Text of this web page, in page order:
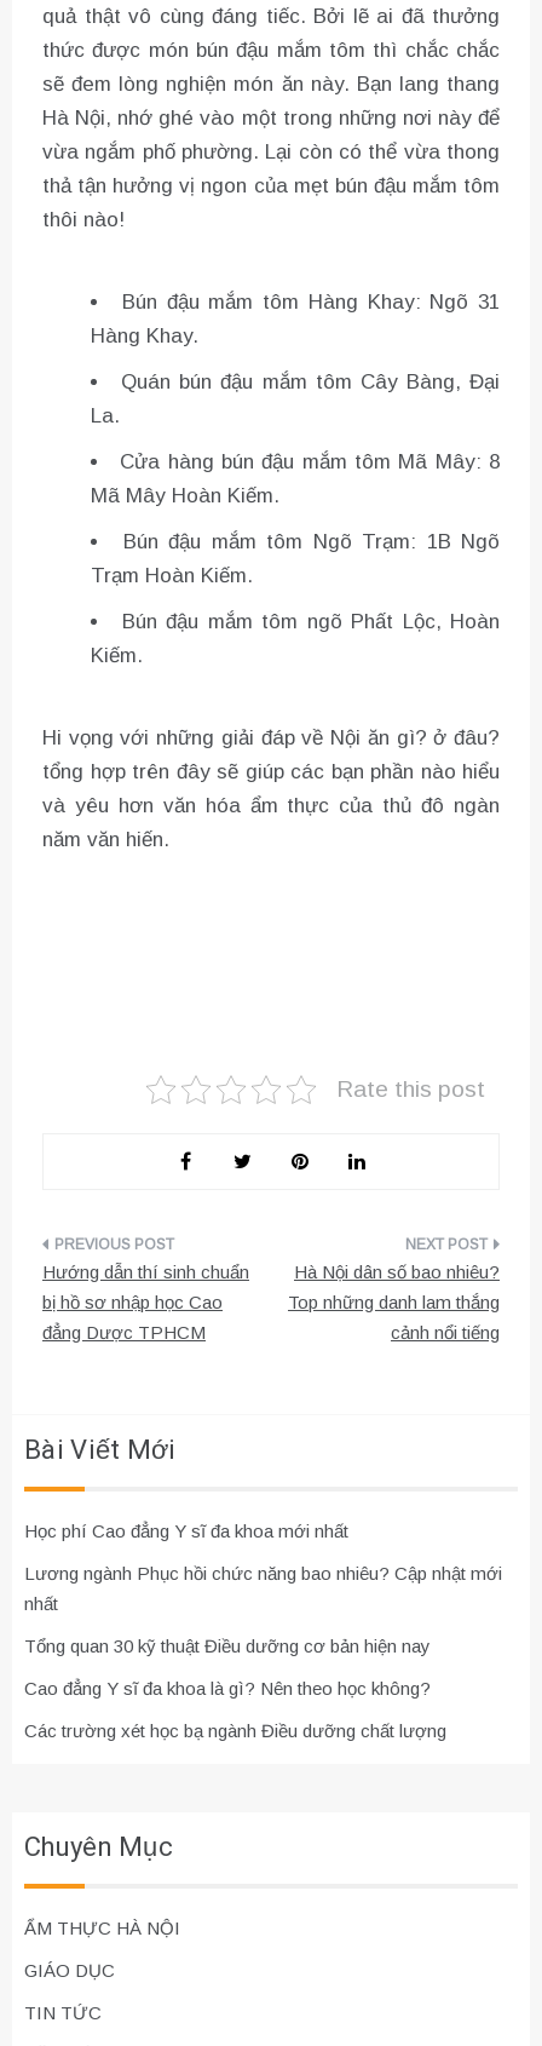
quả thật vô cùng đáng tiếc. Bởi lẽ ai đã thưởng
thức được món bún đậu mắm tôm thì chắc chắc
sẽ đem lòng nghiện món ăn này. Bạn lang thang
Hà Nội, nhớ ghé vào một trong những nơi này để
vừa ngắm phố phường. Lại còn có thể vừa thong
thả tận hưởng vị ngon của mẹt bún đậu mắm tôm
thôi nào!
Bún đậu mắm tôm Hàng Khay: Ngõ 31
Hàng Khay.
Quán bún đậu mắm tôm Cây Bàng, Đại
La.
Cửa hàng bún đậu mắm tôm Mã Mây: 8
Mã Mây Hoàn Kiếm.
Bún đậu mắm tôm Ngõ Trạm: 1B Ngõ
Trạm Hoàn Kiếm.
Bún đậu mắm tôm ngõ Phất Lộc, Hoàn
Kiếm.
Hi vọng với những giải đáp về Nội ăn gì? ở đâu?
tổng hợp trên đây sẽ giúp các bạn phần nào hiểu
và yêu hơn văn hóa ẩm thực của thủ đô ngàn
năm văn hiến.
Rate this post
Điều
hướng
bài
Hướng dẫn thí sinh chuẩn
bị hồ sơ nhập học Cao
đẳng Dược TPHCM
Hà Nội dân số bao nhiêu?
Top những danh lam thắng
cảnh nổi tiếng
Bài Viết Mới
Học phí Cao đẳng Y sĩ đa khoa mới nhất
Lương ngành Phục hồi chức năng bao nhiêu? Cập nhật mới
nhất
Tổng quan 30 kỹ thuật Điều dưỡng cơ bản hiện nay
Cao đẳng Y sĩ đa khoa là gì? Nên theo học không?
Các trường xét học bạ ngành Điều dưỡng chất lượng
Chuyên Mục
ẨM THỰC HÀ NỘI
GIÁO DỤC
TIN TỨC